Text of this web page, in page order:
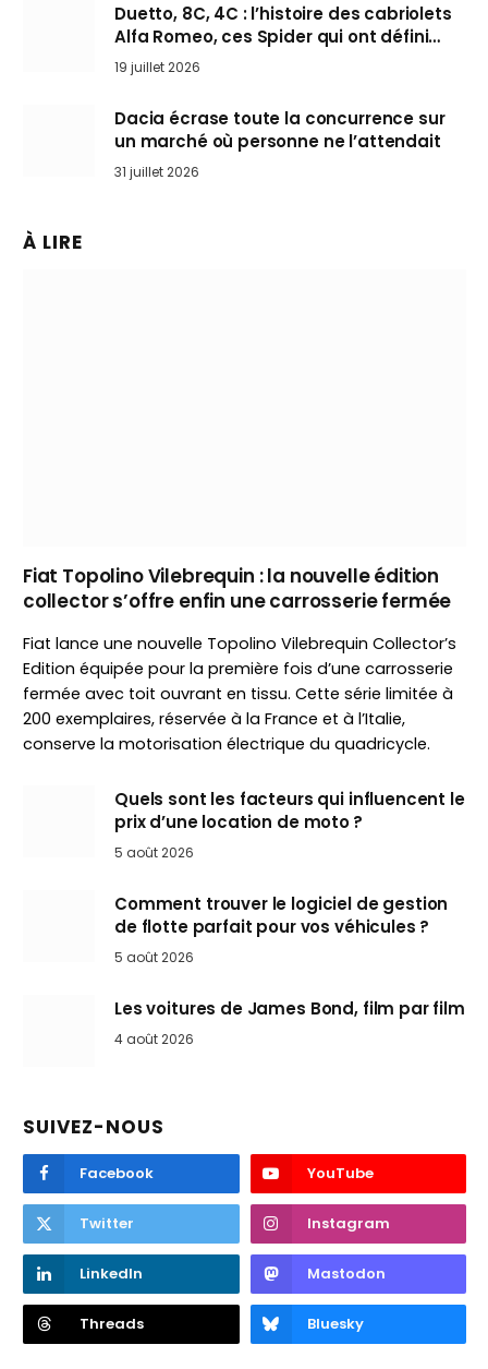
Duetto, 8C, 4C : l’histoire des cabriolets
Alfa Romeo, ces Spider qui ont défini
l’art de rouler cheveux au vent
19 juillet 2026
Dacia écrase toute la concurrence sur
un marché où personne ne l’attendait
31 juillet 2026
À LIRE
Fiat Topolino Vilebrequin : la nouvelle édition
collector s’offre enfin une carrosserie fermée
Fiat lance une nouvelle Topolino Vilebrequin Collector’s
Edition équipée pour la première fois d’une carrosserie
fermée avec toit ouvrant en tissu. Cette série limitée à
200 exemplaires, réservée à la France et à l’Italie,
conserve la motorisation électrique du quadricycle.
Quels sont les facteurs qui influencent le
prix d’une location de moto ?
5 août 2026
Comment trouver le logiciel de gestion
de flotte parfait pour vos véhicules ?
5 août 2026
Les voitures de James Bond, film par film
4 août 2026
SUIVEZ-NOUS
Facebook YouTube
Twitter Instagram
LinkedIn Mastodon
Threads Bluesky